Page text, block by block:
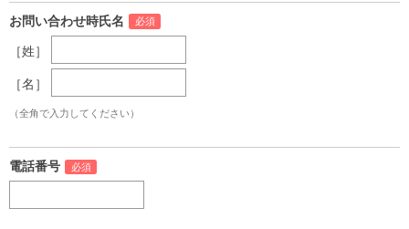
お問い合わせ時氏名
［姓］
［名］
（全角で入力してください）
電話番号